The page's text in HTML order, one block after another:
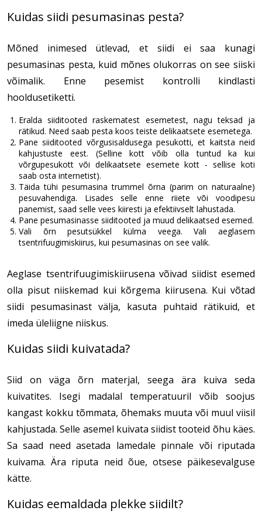
Kuidas siidi pesumasinas pesta?
Mõned inimesed ütlevad, et siidi ei saa kunagi
pesumasinas pesta, kuid mõnes olukorras on see siiski
võimalik. Enne pesemist kontrolli kindlasti
hooldusetiketti.
Eralda siiditooted raskematest esemetest, nagu teksad ja
rätikud. Need saab pesta koos teiste delikaatsete esemetega.
Pane siiditooted võrgusisaldusega pesukotti, et kaitsta neid
kahjustuste eest. (Selline kott võib olla tuntud ka kui
võrgupesukott või delikaatsete esemete kott - sellise koti
saab osta internetist).
Täida tühi pesumasina trummel õrna (parim on naturaalne)
pesuvahendiga. Lisades selle enne riiete või voodipesu
panemist, saad selle vees kiiresti ja efektiivselt lahustada.
Pane pesumasinasse siiditooted ja muud delikaatsed esemed.
Vali õrn pesutsükkel külma veega. Vali aeglasem
tsentrifuugimiskiirus, kui pesumasinas on see valik.
Aeglase tsentrifuugimiskiirusena võivad siidist esemed
olla pisut niiskemad kui kõrgema kiirusena. Kui võtad
siidi pesumasinast välja, kasuta puhtaid rätikuid, et
imeda üleliigne niiskus.
Kuidas siidi kuivatada?
Siid on väga õrn materjal, seega ära kuiva seda
kuivatites. Isegi madalal temperatuuril võib soojus
kangast kokku tõmmata, õhemaks muuta või muul viisil
kahjustada. Selle asemel kuivata siidist tooteid õhu käes.
Sa saad need asetada lamedale pinnale või riputada
kuivama. Ära riputa neid õue, otsese päikesevalguse
kätte.
Kuidas eemaldada plekke siidilt?